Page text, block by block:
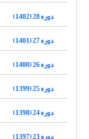
دوره 28 (1402)
دوره 27 (1401)
دوره 26 (1400)
دوره 25 (1399)
دوره 24 (1398)